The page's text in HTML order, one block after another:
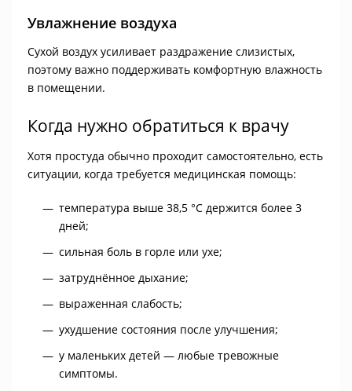
Увлажнение воздуха
Сухой воздух усиливает раздражение слизистых,
поэтому важно поддерживать комфортную влажность
в помещении.
Когда нужно обратиться к врачу
Хотя простуда обычно проходит самостоятельно, есть
ситуации, когда требуется медицинская помощь:
температура выше 38,5 °C держится более 3
дней;
сильная боль в горле или ухе;
затруднённое дыхание;
выраженная слабость;
ухудшение состояния после улучшения;
у маленьких детей — любые тревожные
симптомы.